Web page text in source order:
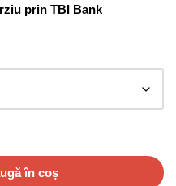
prin TBI Bank
în coș